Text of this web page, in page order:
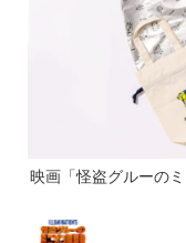
映画「怪盗グルーの